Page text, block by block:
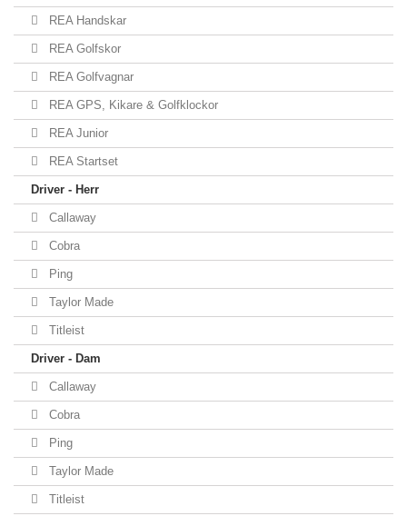
REA Handskar
REA Golfskor
REA Golfvagnar
REA GPS, Kikare & Golfklockor
REA Junior
REA Startset
Driver - Herr
Callaway
Cobra
Ping
Taylor Made
Titleist
Driver - Dam
Callaway
Cobra
Ping
Taylor Made
Titleist